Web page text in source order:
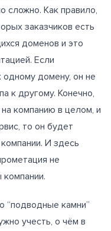
сложно. Как правило,
заказчиков есть
доменов и это
Если
домену, он не
к другому. Конечно,
компанию в целом, и
то он будет
И здесь
не
компании.
“подводные камни”
учесть, о чём в